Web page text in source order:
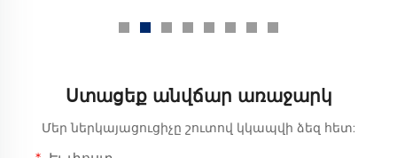
Ստացեք անվճար առաջարկ
Մեր ներկայացուցիչը շուտով կկապվի ձեզ հետ: